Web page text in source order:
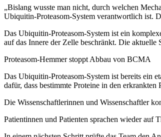
„Bislang wusste man nicht, durch welchen
Ubiquitin-Proteasom-System verantwortlich ist.
Das Ubiquitin-Proteasom-System ist ein
auf das Innere der Zelle beschränkt. Die
Proteasom-Hemmer stoppt Abbau von BCMA
Das Ubiquitin-Proteasom-System ist bereits ein
dafür, dass bestimmte Proteine in den
Die Wissenschaftlerinnen und Wissenschaftler
Patientinnen und Patienten sprachen wieder auf